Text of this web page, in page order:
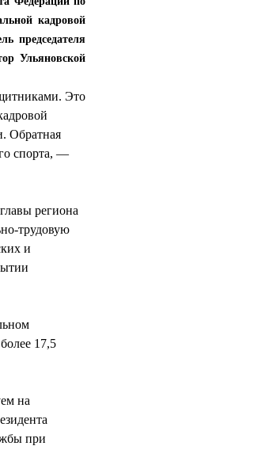
кадровой
председателя
Ульяновской
Это
Обратная
спорта, —
региона
трудовую
и
17,5
на
при